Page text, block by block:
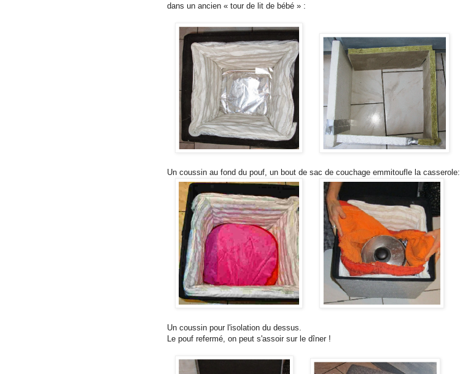
dans un ancien « tour de lit de bébé » :
Un coussin au fond du pouf, un bout de sac de couchage emmitoufle la casserole:
Un coussin pour l'isolation du dessus.
Le pouf refermé, on peut s'assoir sur le dîner !